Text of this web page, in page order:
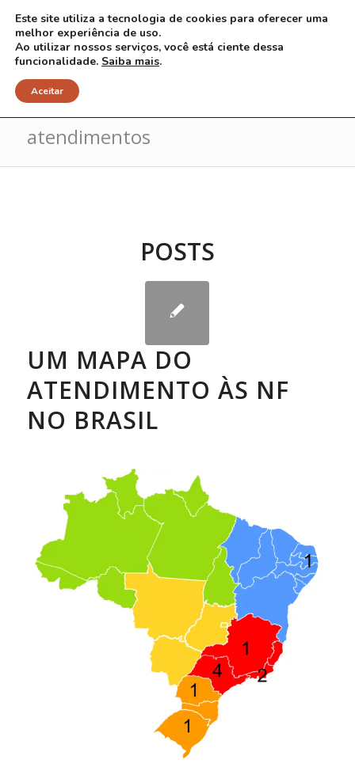
Arquivo para Tag: centros de
atendimentos
POSTS
UM MAPA DO
ATENDIMENTO ÀS NF
NO BRASIL
Este site utiliza a tecnologia de cookies para oferecer uma
melhor experiência de uso.
Ao utilizar nossos serviços, você está ciente dessa
funcionalidade. Saiba mais.
Aceitar